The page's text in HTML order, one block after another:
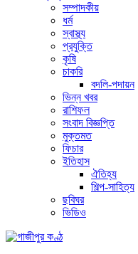
সম্পাদকীয়
ধর্ম
স্বাস্থ্য
প্রযুক্তি
কৃষি
চাকরি
বদলি-পদায়ন
ভিন্ন খবর
রাশিফল
সংবাদ বিজ্ঞপ্তি
মুক্তমত
ফিচার
ইতিহাস
ঐতিহ্য
শিল্প-সাহিত্য
ছবিঘর
ভিডিও